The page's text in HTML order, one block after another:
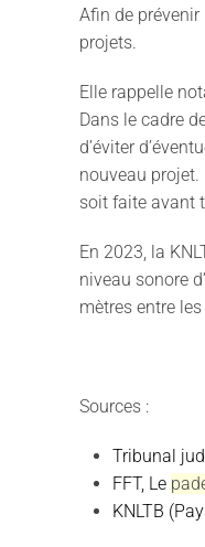
Afin de
projets.
Elle rappelle
Dans le cadre
d’éviter
nouveau
soit faite avant
En 2023, la
niveau sonore
mètres entre
Sources :
Tribunal
FFT, Le
KNLTB